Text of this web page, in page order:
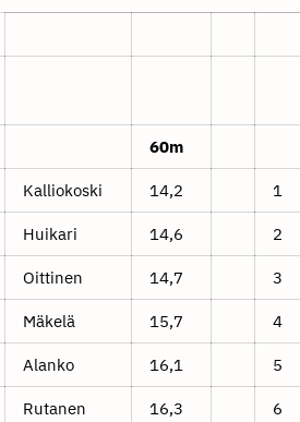
60m
Kalliokoski 14,2 1
Huikari 14,6 2
Oittinen 14,7 3
Mäkelä 15,7 4
Alanko 16,1 5
Rutanen 16,3 6